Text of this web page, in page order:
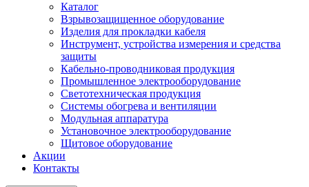
Каталог
Взрывозащищенное оборудование
Изделия для прокладки кабеля
Инструмент, устройства измерения и средства
защиты
Кабельно-проводниковая продукция
Промышленное электрооборудование
Светотехническая продукция
Системы обогрева и вентиляции
Модульная аппаратура
Установочное электрооборудование
Щитовое оборудование
Акции
Контакты